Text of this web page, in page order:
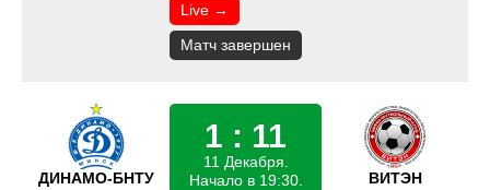
Live →
Матч завершен
ДИНАМО-БНТУ
1 : 11
11 Декабря.
Начало в 19:30.
ВИТЭН